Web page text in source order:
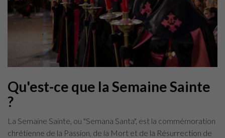
Qu'est-ce que la Semaine Sainte
?
La Semaine Sainte, ou "Semana Santa", est la commémoration
chrétienne de la Passion, de la Mort et de la Résurrection de